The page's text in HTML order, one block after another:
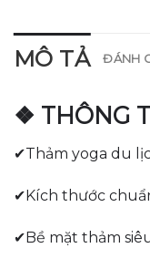
MÔ TẢ ĐÁNH
❖ THÔNG
✔Thảm yoga du
✔Kích thước
✔Bề mặt thảm